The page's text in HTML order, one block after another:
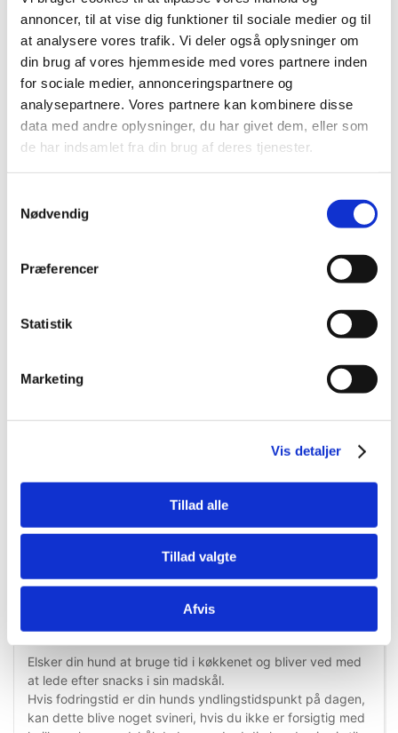
annoncer, til at vise dig funktioner til sociale medier og til
at analysere vores trafik. Vi deler også oplysninger om
din brug af vores hjemmeside med vores partnere inden
for sociale medier, annonceringspartnere og
analysepartnere. Vores partnere kan kombinere disse
data med andre oplysninger, du har givet dem, eller som
de har indsamlet fra din brug af deres tjenester.
Nødvendig
Præferencer
Statistik
Marketing
Vis detaljer
Tillad alle
Tillad valgte
Afvis
Bestsælgende varer i Hundeskåle &
Foderautomater
4,5 l/ø 28cm
DKK 59,95
DKK 47,20 ekskl. moms
Køb nu
Elsker din hund at bruge tid i køkkenet og bliver ved med
at lede efter snacks i sin madskål.
Hvis fodringstid er din hunds yndlingstidspunkt på dagen,
kan dette blive noget svineri, hvis du ikke er forsigtig med